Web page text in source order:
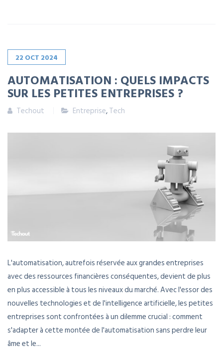
22 OCT 2024
AUTOMATISATION : QUELS IMPACTS
SUR LES PETITES ENTREPRISES ?
Techout Entreprise,Tech
L'automatisation, autrefois réservée aux grandes entreprises
avec des ressources financières conséquentes, devient de plus
en plus accessible à tous les niveaux du marché. Avec l'essor des
nouvelles technologies et de l'intelligence artificielle, les petites
entreprises sont confrontées à un dilemme crucial : comment
s'adapter à cette montée de l'automatisation sans perdre leur
âme et le...